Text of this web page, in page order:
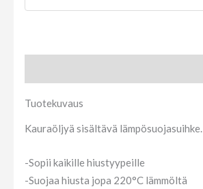
Tuotekuvaus
Kauraöljyä sisältävä lämpösuojasuihke.
-Sopii kaikille hiustyypeille
-Suojaa hiusta jopa 220°C lämmöltä